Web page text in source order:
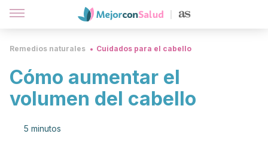
Remedios naturales Cuidados para el cabello
Cómo aumentar el
volumen del cabello
5 minutos